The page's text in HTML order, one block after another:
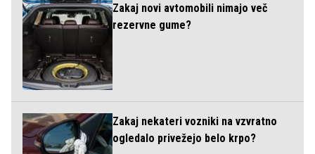
Zakaj novi avtomobili nimajo več
rezervne gume?
Zakaj nekateri vozniki na vzvratno
ogledalo privežejo belo krpo?